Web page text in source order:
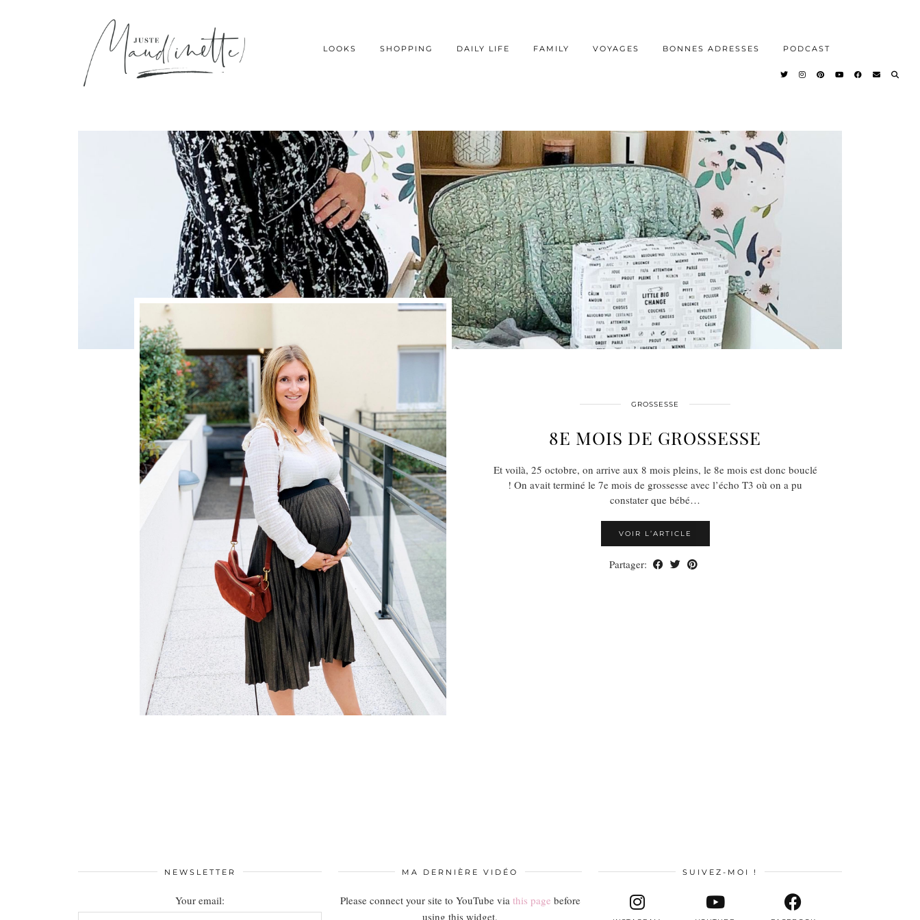
LOOKS SHOPPING DAILY LIFE FAMILY VOYAGES BONNES ADRESSES PODCAST
GROSSESSE
8E MOIS DE GROSSESSE
Et voilà, 25 octobre, on arrive aux 8 mois pleins, le 8e mois est donc bouclé
! On avait terminé le 7e mois de grossesse avec l’écho T3 où on a pu
constater que bébé…
VOIR L’ARTICLE
Partager:
NEWSLETTER
Your email:
MA DERNIÈRE VIDÉO
Please connect your site to YouTube via this page before
using this widget.
SUIVEZ-MOI !